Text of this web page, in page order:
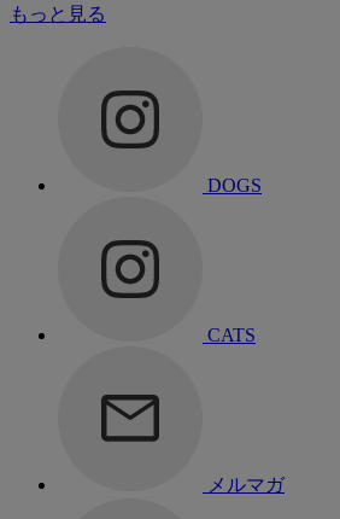
もっと見る
DOGS
CATS
メルマガ